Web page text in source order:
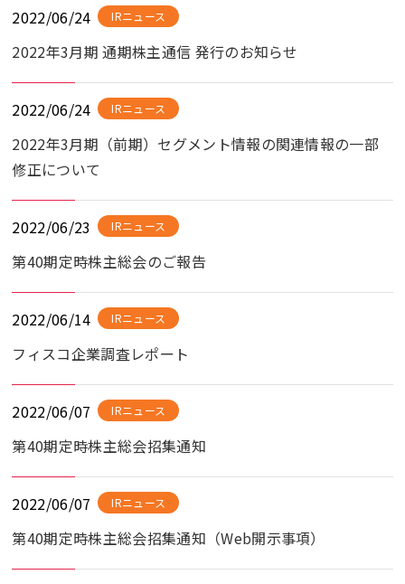
2022/06/24 IRニュース
2022年3月期 通期株主通信 発行のお知らせ
2022/06/24 IRニュース
2022年3月期（前期）セグメント情報の関連情報の一部
修正について
2022/06/23 IRニュース
第40期定時株主総会のご報告
2022/06/14 IRニュース
フィスコ企業調査レポート
2022/06/07 IRニュース
第40期定時株主総会招集通知
2022/06/07 IRニュース
第40期定時株主総会招集通知（Web開示事項）